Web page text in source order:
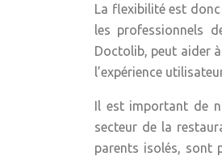
La flexibilité est
les professionnels
Doctolib, peut aider
l’expérience
Il est important de
secteur de la
parents isolés, sont